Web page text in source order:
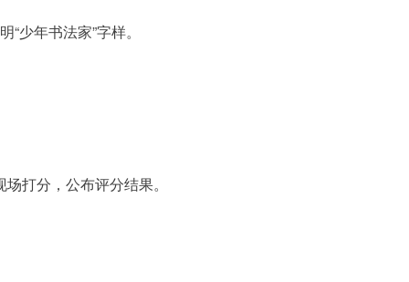
少年书法家”字样。
打分，公布评分结果。